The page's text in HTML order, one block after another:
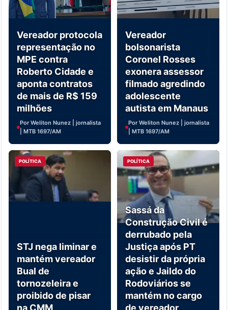
Vereador protocola
representação no
MPE contra
Roberto Cidade e
aponta contratos
de mais de R$ 159
milhões
Por Weliton Nunez | jornalista
| MTB 1697/AM
Vereador
bolsonarista
Coronel Rosses
exonera assessor
filmado agredindo
adolescente
autista em Manaus
Por Weliton Nunez | jornalista
| MTB 1697/AM
POLÍTICA
STJ nega liminar e
mantém vereador
Bual de
tornozeleira e
proibido de pisar
na CMM
POLÍTICA
Sassá da
Construção Civil é
derrubado pela
Justiça após PT
desistir da própria
ação e Jaildo do
Rodoviários se
mantém no cargo
de vereador